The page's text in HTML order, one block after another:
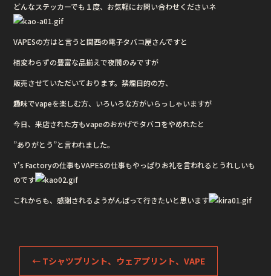
どんなステッカーでも１度、お気軽にお問い合わせくださいネ
VAPESの方はと言うと関西の電子タバコ屋さんですと
相変わらずの豊富な品揃えで夜間のみですが
販売させていただいております。禁煙目的の方、
趣味でvapeを楽しむ方、いろいろな方がいらっしゃいますが
今日、来店された方もvapeのおかげでタバコをやめれたと
”ありがとう”と言われました。
Y’s Factoryの仕事もVAPESの仕事もやっぱりお礼を言われるとうれしいも
のです
これからも、感謝されるようがんばって行きたいと思います
← Tシャツプリント、ウェアプリント、VAPE